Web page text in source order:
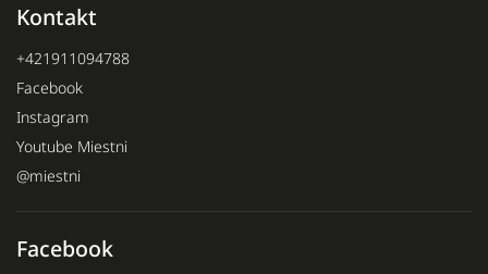
Kontakt
+421911094788
Facebook
Instagram
Youtube Miestni
@miestni
Facebook